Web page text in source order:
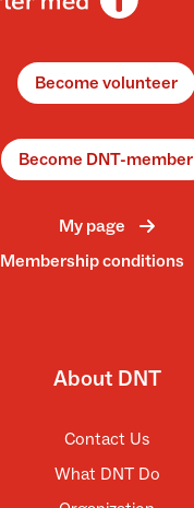
Become volunteer
Become DNT-member
My page
Membership conditions
About DNT
Contact Us
What DNT Do